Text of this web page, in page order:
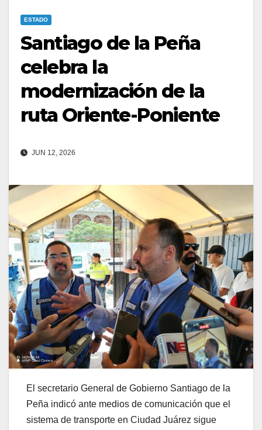
ESTADO
Santiago de la Peña
celebra la
modernización de la
ruta Oriente-Poniente
JUN 12, 2026
El secretario General de Gobierno Santiago de la
Peña indicó ante medios de comunicación que el
sistema de transporte en Ciudad Juárez sigue